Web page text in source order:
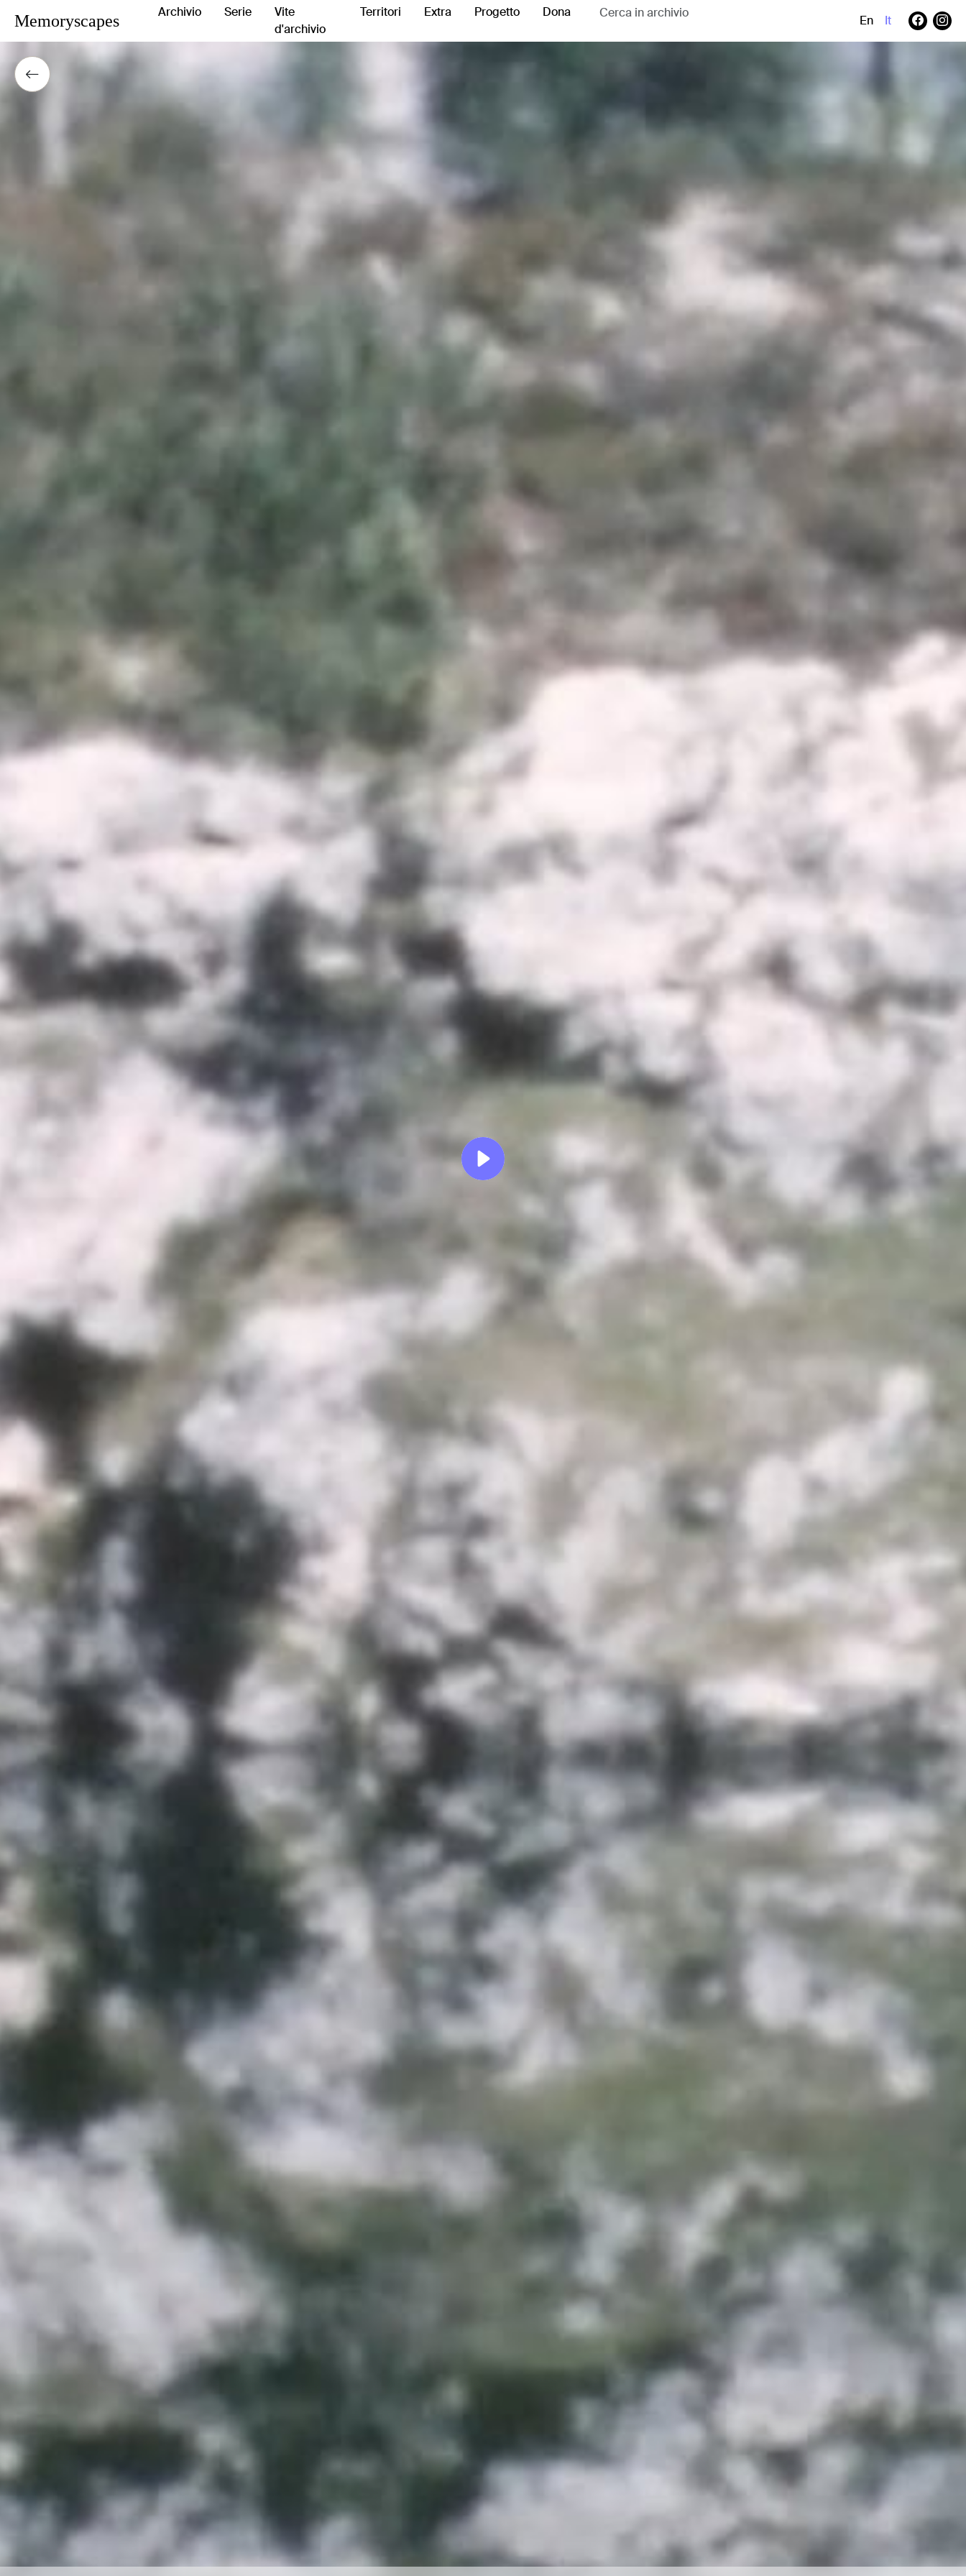
Memoryscapes Archivio Serie
Vite
d'archivio
Territori Extra Progetto Dona
En It